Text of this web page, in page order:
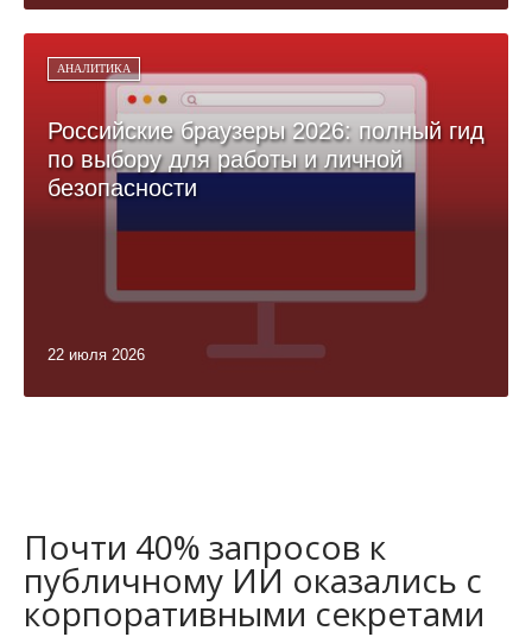
АНАЛИТИКА
Российские браузеры 2026: полный гид
по выбору для работы и личной
безопасности
22 июля 2026
Почти 40% запросов к
публичному ИИ оказались с
корпоративными секретами